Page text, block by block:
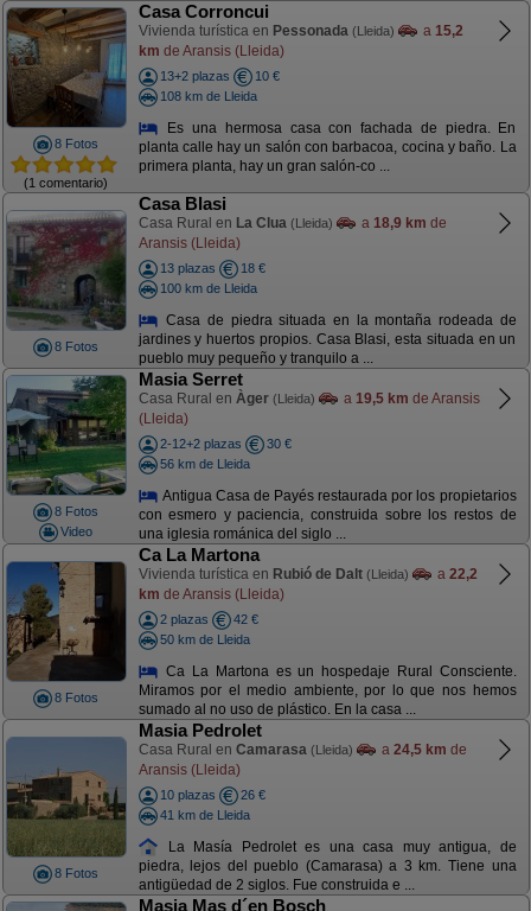
8 Fotos
(1 comentario)
Casa Corroncui
Vivienda turística en Pessonada (Lleida) a 15,2
km de Aransis (Lleida)
13+2 plazas
10 €
108 km de Lleida
Es una hermosa casa con fachada de piedra. En
planta calle hay un salón con barbacoa, cocina y baño. La
primera planta, hay un gran salón-co ...
8 Fotos
Casa Blasi
Casa Rural en La Clua (Lleida) a 18,9 km de
Aransis (Lleida)
13 plazas
18 €
100 km de Lleida
Casa de piedra situada en la montaña rodeada de
jardines y huertos propios. Casa Blasi, esta situada en un
pueblo muy pequeño y tranquilo a ...
8 Fotos
Video
Masia Serret
Casa Rural en Àger (Lleida) a 19,5 km de Aransis
(Lleida)
2-12+2 plazas
30 €
56 km de Lleida
Antigua Casa de Payés restaurada por los propietarios
con esmero y paciencia, construida sobre los restos de
una iglesia románica del siglo ...
8 Fotos
Ca La Martona
Vivienda turística en Rubió de Dalt (Lleida) a 22,2
km de Aransis (Lleida)
2 plazas
42 €
50 km de Lleida
Ca La Martona es un hospedaje Rural Consciente.
Miramos por el medio ambiente, por lo que nos hemos
sumado al no uso de plástico. En la casa ...
8 Fotos
Masia Pedrolet
Casa Rural en Camarasa (Lleida) a 24,5 km de
Aransis (Lleida)
10 plazas
26 €
41 km de Lleida
La Masía Pedrolet es una casa muy antigua, de
piedra, lejos del pueblo (Camarasa) a 3 km. Tiene una
antigüedad de 2 siglos. Fue construida e ...
Masia Mas d´en Bosch